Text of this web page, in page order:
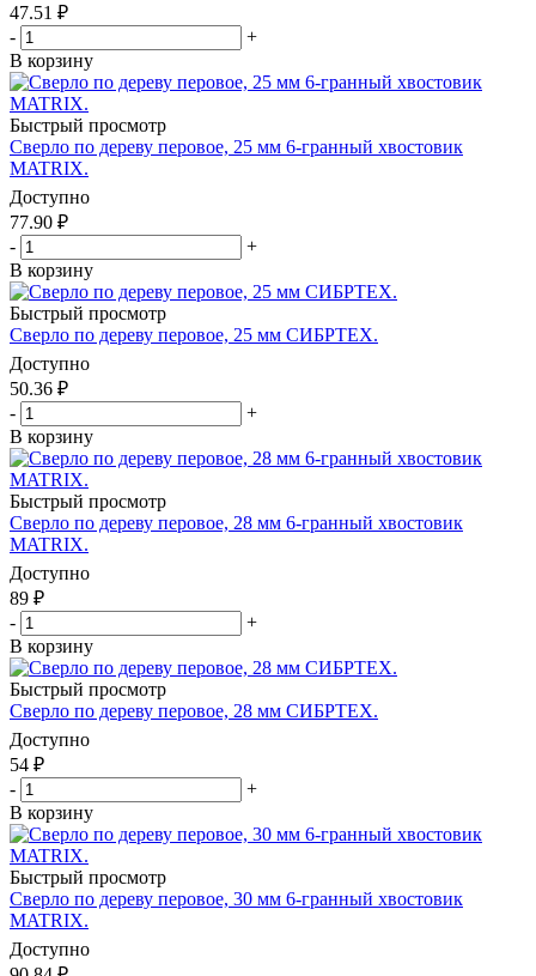
47.51 ₽
-
+
В корзину
Быстрый просмотр
Сверло по дереву перовое, 25 мм 6-гранный хвостовик
MATRIX.
Доступно
77.90 ₽
-
+
В корзину
Быстрый просмотр
Сверло по дереву перовое, 25 мм СИБРТЕХ.
Доступно
50.36 ₽
-
+
В корзину
Быстрый просмотр
Сверло по дереву перовое, 28 мм 6-гранный хвостовик
MATRIX.
Доступно
89 ₽
-
+
В корзину
Быстрый просмотр
Сверло по дереву перовое, 28 мм СИБРТЕХ.
Доступно
54 ₽
-
+
В корзину
Быстрый просмотр
Сверло по дереву перовое, 30 мм 6-гранный хвостовик
MATRIX.
Доступно